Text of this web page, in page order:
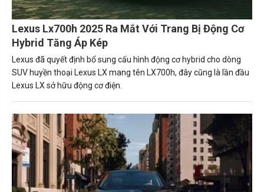
Lexus Lx700h 2025 Ra Mắt Với Trang Bị Động Cơ
Hybrid Tăng Áp Kép
Lexus đã quyết định bổ sung cấu hình động cơ hybrid cho dòng
SUV huyền thoại Lexus LX mang tên LX700h, đây cũng là lần đầu
Lexus LX sở hữu động cơ điện.